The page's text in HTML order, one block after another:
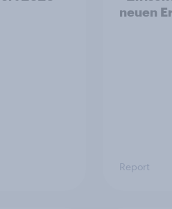
neuen
Report